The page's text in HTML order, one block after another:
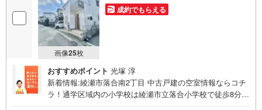
画像25枚
成約でもらえる
おすすめポイント 光塚 淳
新着情報:綾瀬市落合南2丁目 中古戸建の空室情報ならコチ
ラ！通学区域内の小学校は綾瀬市立落合小学校で徒歩8分で